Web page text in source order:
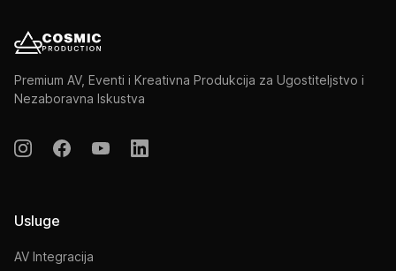
Premium AV, Eventi i Kreativna Produkcija za Ugostiteljstvo i
Nezaboravna Iskustva
Usluge
AV Integracija